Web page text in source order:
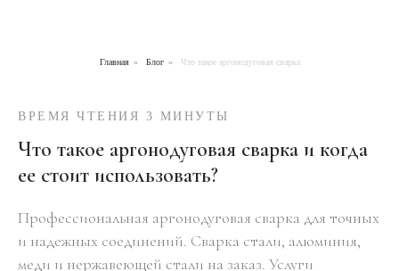
Главная » Блог » Что такое аргонодуговая сварка
ВРЕМЯ ЧТЕНИЯ 3 МИНУТЫ
Что такое аргонодуговая сварка и когда
ее стоит использовать?
Профессиональная аргонодуговая сварка для точных
и надежных соединений. Сварка стали, алюминия,
меди и нержавеющей стали на заказ. Услуги